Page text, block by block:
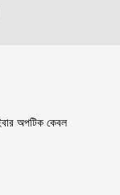
অপটিক কেবল